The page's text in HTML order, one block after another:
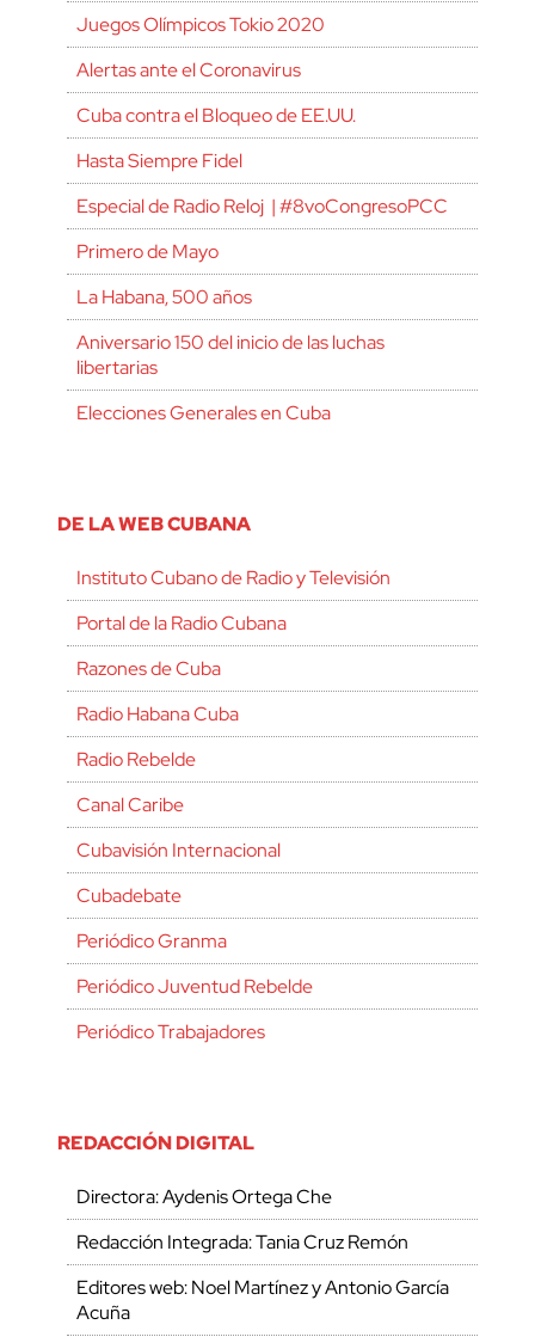
Juegos Olímpicos Tokio 2020
Alertas ante el Coronavirus
Cuba contra el Bloqueo de EE.UU.
Hasta Siempre Fidel
Especial de Radio Reloj | #8voCongresoPCC
Primero de Mayo
La Habana, 500 años
Aniversario 150 del inicio de las luchas
libertarias
Elecciones Generales en Cuba
DE LA WEB CUBANA
Instituto Cubano de Radio y Televisión
Portal de la Radio Cubana
Razones de Cuba
Radio Habana Cuba
Radio Rebelde
Canal Caribe
Cubavisión Internacional
Cubadebate
Periódico Granma
Periódico Juventud Rebelde
Periódico Trabajadores
REDACCIÓN DIGITAL
Directora: Aydenis Ortega Che
Redacción Integrada: Tania Cruz Remón
Editores web: Noel Martínez y Antonio García
Acuña